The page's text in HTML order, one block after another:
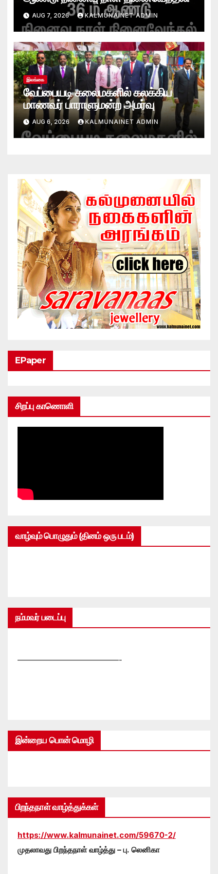
AUG 7, 2026 KALMUNAINET ADMIN
இலங்கை
வேப்பையடி கலைமகளில் கலக்கிய
மாணவர் பாராளுமன்ற அமர்வு
AUG 6, 2026 KALMUNAINET ADMIN
EPaper
சிறப்பு காணொளி
வாழ்வும் பொழுதும் (தினம் ஒரு படம்)
நம்மவர் படைப்பு
—————————————-
இன்றைய பொன் மொழி
பிறந்தநாள் வாழ்த்துக்கள்
https://www.kalmunainet.com/59670-2/
முதலாவது பிறந்தநாள் வாழ்த்து – பு. லெனிகா